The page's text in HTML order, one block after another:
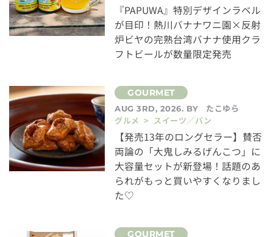
『PAPUWA』特別デザインラベル
が目印！熱川バナナワニ園×反射
炉ビヤの完熟台湾バナナ使用クラ
フトビールが数量限定発売
AUG 3RD, 2026. BY
たこゆら
グルメ > スイーツ／パン
【発売13年のロングセラー】賛否
両論の「大鬼しみるげんこつ」に
大容量セットが新登場！話題のあ
られがもっと買いやすくなりまし
た♡